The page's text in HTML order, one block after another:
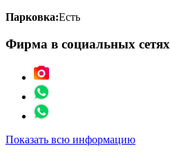
Парковка:Есть
Фирма в социальных сетях
Показать всю информацию